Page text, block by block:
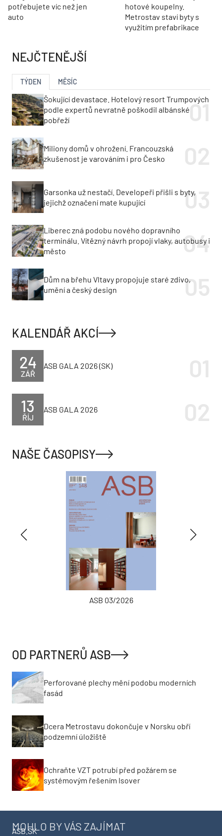
potřebujete víc než jen
auto
hotové koupelny.
Metrostav staví byty s
využitím prefabrikace
NEJČTENĚJŠÍ
TÝDEN MĚSÍC
Šokující devastace. Hotelový resort Trumpových
podle expertů nevratně poškodil albánské
pobřeží
Miliony domů v ohrožení. Francouzská
zkušenost je varováním i pro Česko
Garsonka už nestačí. Developeři přišli s byty,
jejichž označení mate kupující
Liberec zná podobu nového dopravního
terminálu. Vítězný návrh propojí vlaky, autobusy i
město
Dům na břehu Vltavy propojuje staré zdivo,
umění a český design
KALENDÁŘ AKCÍ
ZÁŘ
24 ASB GALA 2026 (SK)
ŘÍJ
13 ASB GALA 2026
NAŠE ČASOPISY
ASB 03/2026
OD PARTNERŮ ASB
Perforované plechy mění podobu moderních
fasád
Dcera Metrostavu dokončuje v Norsku obří
podzemní úložiště
Ochraňte VZT potrubí před požárem se
systémovým řešením Isover
MOHLO BY VÁS ZAJÍMAT
ASB.SK